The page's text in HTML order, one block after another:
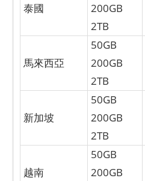
泰國
200GB
2TB
馬來西亞
50GB
200GB
2TB
新加坡
50GB
200GB
2TB
越南
50GB
200GB